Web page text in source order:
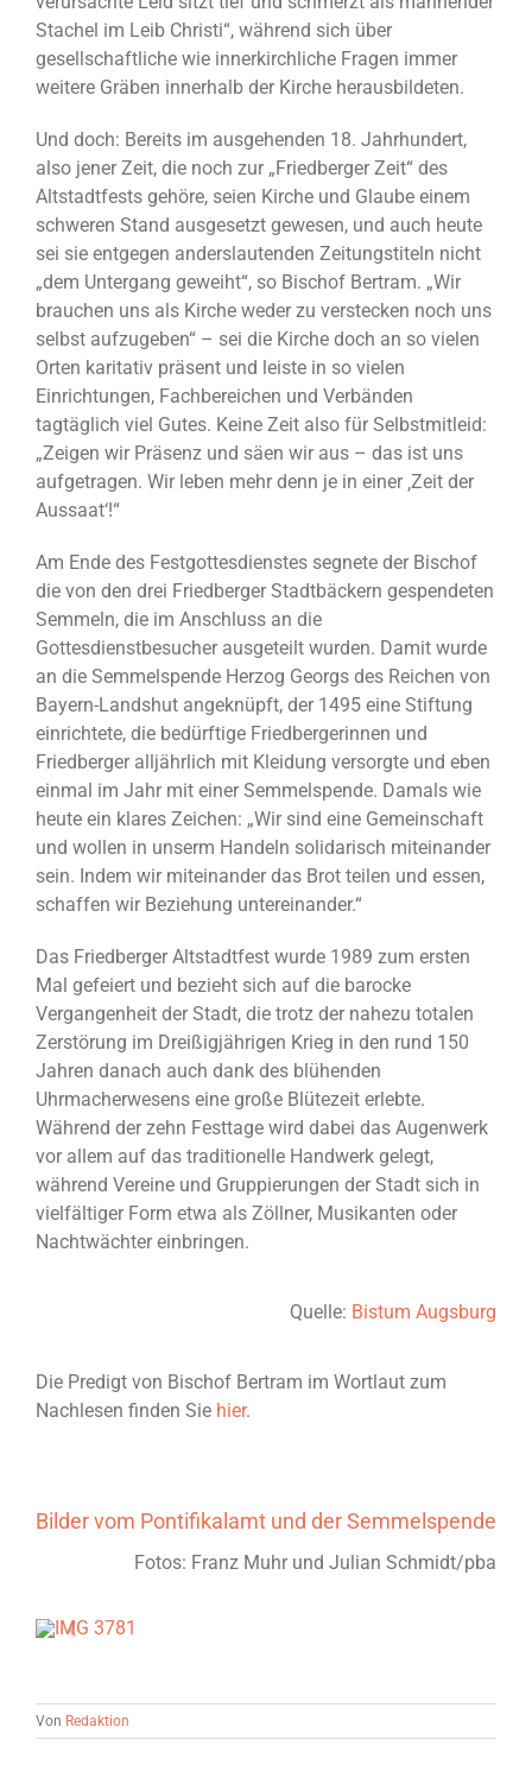
Stachel im Leib Christi“, während sich über
gesellschaftliche wie innerkirchliche Fragen immer
weitere Gräben innerhalb der Kirche herausbildeten.
Und doch: Bereits im ausgehenden 18. Jahrhundert,
also jener Zeit, die noch zur „Friedberger Zeit“ des
Altstadtfests gehöre, seien Kirche und Glaube einem
schweren Stand ausgesetzt gewesen, und auch heute
sei sie entgegen anderslautenden Zeitungstiteln nicht
„dem Untergang geweiht“, so Bischof Bertram. „Wir
brauchen uns als Kirche weder zu verstecken noch uns
selbst aufzugeben“ – sei die Kirche doch an so vielen
Orten karitativ präsent und leiste in so vielen
Einrichtungen, Fachbereichen und Verbänden
tagtäglich viel Gutes. Keine Zeit also für Selbstmitleid:
„Zeigen wir Präsenz und säen wir aus – das ist uns
aufgetragen. Wir leben mehr denn je in einer ‚Zeit der
Aussaat‘!“
Am Ende des Festgottesdienstes segnete der Bischof
die von den drei Friedberger Stadtbäckern gespendeten
Semmeln, die im Anschluss an die
Gottesdienstbesucher ausgeteilt wurden. Damit wurde
an die Semmelspende Herzog Georgs des Reichen von
Bayern-Landshut angeknüpft, der 1495 eine Stiftung
einrichtete, die bedürftige Friedbergerinnen und
Friedberger alljährlich mit Kleidung versorgte und eben
einmal im Jahr mit einer Semmelspende. Damals wie
heute ein klares Zeichen: „Wir sind eine Gemeinschaft
und wollen in unserm Handeln solidarisch miteinander
sein. Indem wir miteinander das Brot teilen und essen,
schaffen wir Beziehung untereinander.“
Das Friedberger Altstadtfest wurde 1989 zum ersten
Mal gefeiert und bezieht sich auf die barocke
Vergangenheit der Stadt, die trotz der nahezu totalen
Zerstörung im Dreißigjährigen Krieg in den rund 150
Jahren danach auch dank des blühenden
Uhrmacherwesens eine große Blütezeit erlebte.
Während der zehn Festtage wird dabei das Augenwerk
vor allem auf das traditionelle Handwerk gelegt,
während Vereine und Gruppierungen der Stadt sich in
vielfältiger Form etwa als Zöllner, Musikanten oder
Nachtwächter einbringen.
Quelle: Bistum Augsburg
Die Predigt von Bischof Bertram im Wortlaut zum
Nachlesen finden Sie hier.
Bilder vom Pontifikalamt und der Semmelspende
Fotos: Franz Muhr und Julian Schmidt/pba
Von Redaktion